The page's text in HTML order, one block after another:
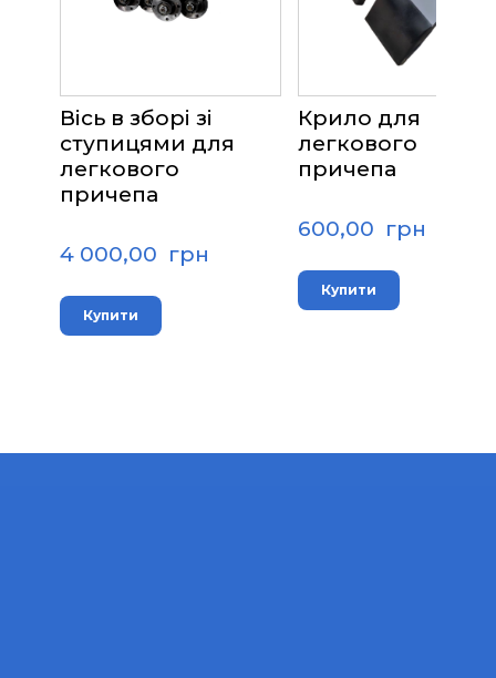
Вісь в зборі зі
ступицями для
легкового
причепа
4 000,00  грн
Купити
Крило для
легкового
причепа
600,00  грн
Купити